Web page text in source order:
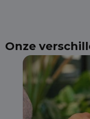
Onze